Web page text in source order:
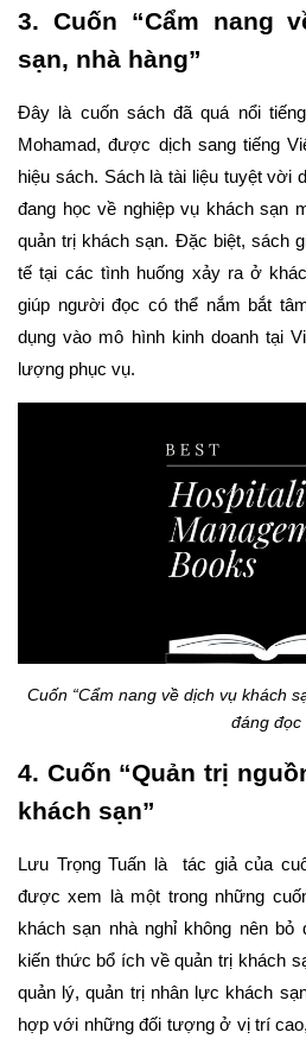
3. Cuốn “Cẩm nang
sạn, nhà hàng”
Đây là cuốn sách đã quá nổi
Mohamad, được dịch sang tiếng
hiệu sách. Sách là tài liệu tuyệt vời
đang học về nghiệp vụ khách sạn
quản trị khách sạn. Đặc biệt, sách
tế tại các tình huống xảy ra ở
giúp người đọc có thể nắm bắt
dụng vào mô hình kinh doanh tại
lượng phục vụ.
Cuốn “Cẩm nang về dịch vụ khách
đáng đọc
4. Cuốn “Quản trị
khách sạn”
Lưu Trọng Tuấn là  tác giả của
được xem là một trong những
khách sạn nhà nghỉ không nên bỏ
kiến thức bổ ích về quản trị khách
quản lý, quản trị nhân lực khách
hợp với những đối tượng ở vị trí